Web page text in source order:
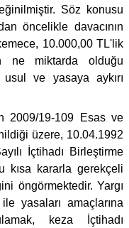
Söz konusu
öncelikle davacının
10.000,00 TL'lik
ne miktarda olduğu
usul ve yasaya aykırı
2009/19-109 Esas ve
üzere, 10.04.1992
İçtihadı Birleştirme
kısa kararla gerekçeli
öngörmektedir. Yargı
yasaları amaçlarına
keza İçtihadı